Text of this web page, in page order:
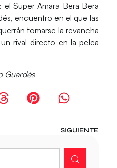
el Super Amara Bera Bera
encuentro en el que las
tomarse la revancha
rival directo en la pelea
Guardés
SIGUIENTE